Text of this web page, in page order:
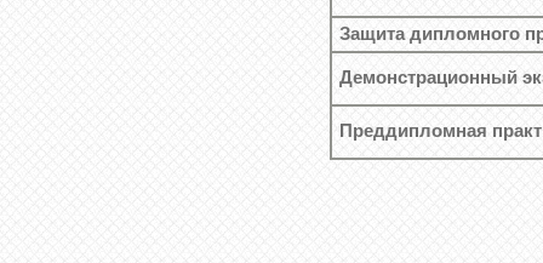
Защита дипломного
Демонстрационный
Преддипломная